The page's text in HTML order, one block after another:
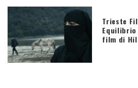
Trieste
Equilibrio
film di